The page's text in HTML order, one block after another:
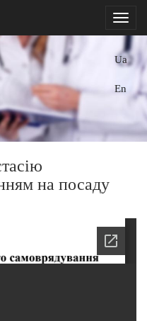
Ua
En
на посаду